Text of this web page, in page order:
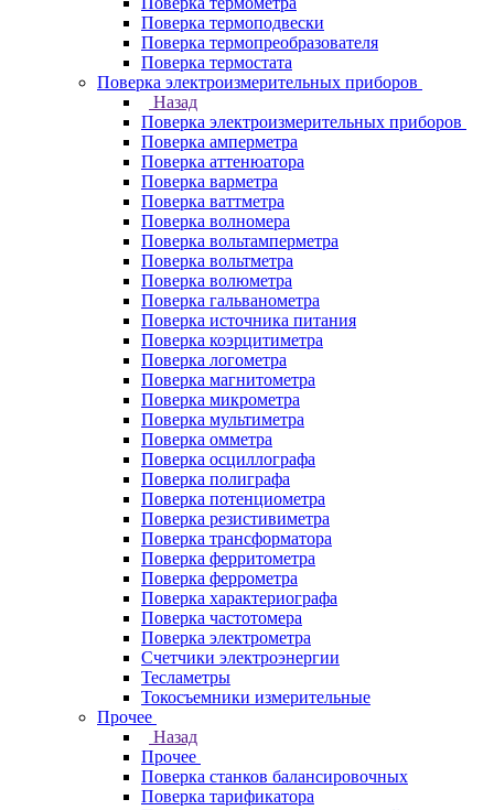
Поверка термоподвески
Поверка термопреобразователя
Поверка термостата
Поверка электроизмерительных приборов
Назад
Поверка электроизмерительных приборов
Поверка амперметра
Поверка аттенюатора
Поверка варметра
Поверка ваттметра
Поверка волномера
Поверка вольтамперметра
Поверка вольтметра
Поверка волюметра
Поверка гальванометра
Поверка источника питания
Поверка коэрцитиметра
Поверка логометра
Поверка магнитометра
Поверка микрометра
Поверка мультиметра
Поверка омметра
Поверка осциллографа
Поверка полиграфа
Поверка потенциометра
Поверка резистивиметра
Поверка трансформатора
Поверка ферритометра
Поверка феррометра
Поверка характериографа
Поверка частотомера
Поверка электрометра
Счетчики электроэнергии
Тесламетры
Токосъемники измерительные
Прочее
Назад
Прочее
Поверка станков балансировочных
Поверка тарификатора